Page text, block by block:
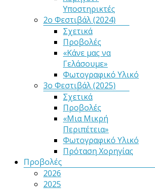
Υποστηρικτές
2ο Φεστιβάλ (2024)
Σχετικά
Προβολές
«Κάνε μας να
Γελάσουμε»
Φωτογραφικό Υλικό
3ο Φεστιβάλ (2025)
Σχετικά
Προβολές
«Μια Μικρή
Περιπέτεια»
Φωτογραφικό Υλικό
Πρόταση Χορηγίας
Προβολές
2026
2025